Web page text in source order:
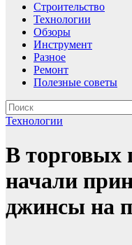
Строительство
Технологии
Обзоры
Инструмент
Разное
Ремонт
Полезные советы
Технологии
В торговых
начали
джинсы на